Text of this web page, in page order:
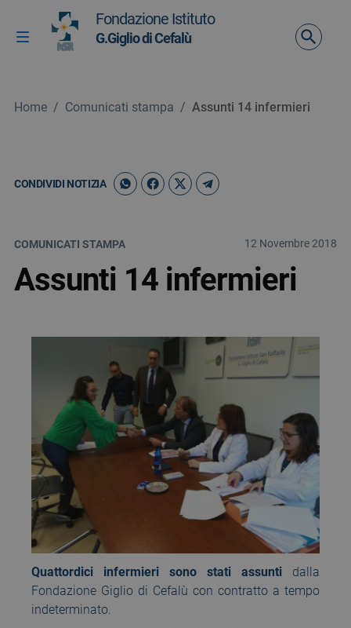
Vai ai contenuti
Vai al menu di navigazione
Vai al footer
Attiva / disattiva la navigazione
Fondazione Istituto
G.Giglio di Cefalù
Home / Comunicati stampa / Assunti 14 infermieri
CONDIVIDI NOTIZIA
COMUNICATI STAMPA 12 Novembre 2018
Assunti 14 infermieri
Quattordici infermieri sono stati assunti dalla
Fondazione Giglio di Cefalù con contratto a tempo
indeterminato.